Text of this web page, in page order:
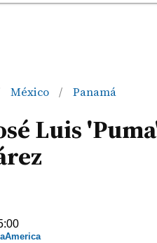
México / Panamá
Luis